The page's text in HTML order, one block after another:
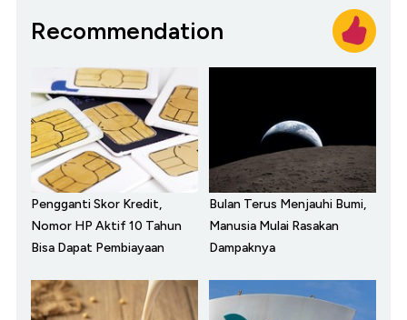
Recommendation
Pengganti Skor Kredit,
Nomor HP Aktif 10 Tahun
Bisa Dapat Pembiayaan
Bulan Terus Menjauhi Bumi,
Manusia Mulai Rasakan
Dampaknya